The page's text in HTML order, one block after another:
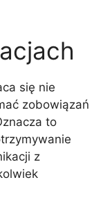
się nie
zobowiązań
to
z